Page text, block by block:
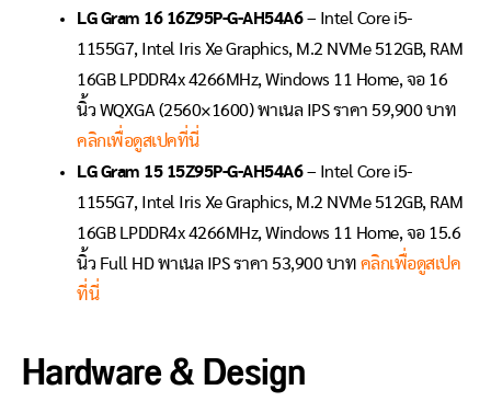
LG Gram 16 16Z95P-G-AH54A6– Intel Core i5-
1155G7, Intel Iris Xe Graphics, M.2 NVMe 512GB, RAM
16GB LPDDR4x 4266MHz, Windows 11 Home, จอ 16
นิ้ว WQXGA (2560×1600) พาเนล IPS ราคา 59,900 บาท
คลิกเพื่อดูสเปคที่นี่
LG Gram 15 15Z95P-G-AH54A6– Intel Core i5-
1155G7, Intel Iris Xe Graphics, M.2 NVMe 512GB, RAM
16GB LPDDR4x 4266MHz, Windows 11 Home, จอ 15.6
นิ้ว Full HD พาเนล IPS ราคา 53,900 บาท คลิกเพื่อดูสเปค
ที่นี่
Hardware & Design